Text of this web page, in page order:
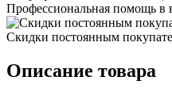
Профессиональная помощь в
Скидки постоянным
Описание товара